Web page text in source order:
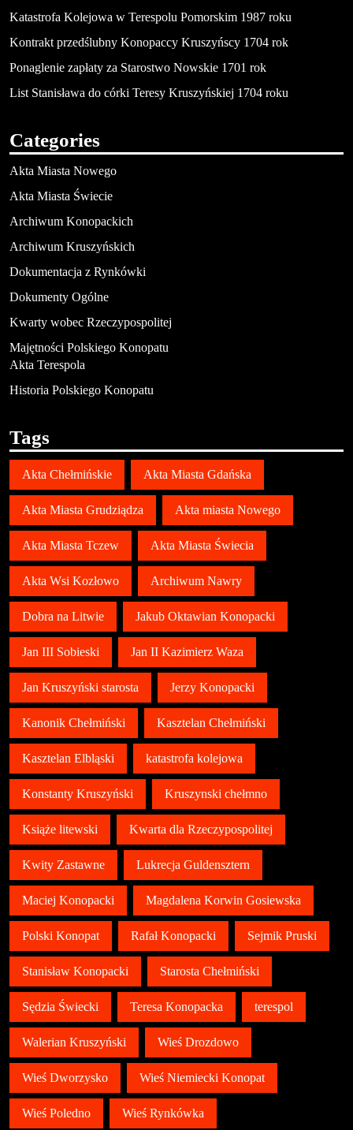
Katastrofa Kolejowa w Terespolu Pomorskim 1987 roku
Kontrakt przedślubny Konopaccy Kruszyńscy 1704 rok
Ponaglenie zapłaty za Starostwo Nowskie 1701 rok
List Stanisława do córki Teresy Kruszyńskiej 1704 roku
Categories
Akta Miasta Nowego
Akta Miasta Świecie
Archiwum Konopackich
Archiwum Kruszyńskich
Dokumentacja z Rynkówki
Dokumenty Ogólne
Kwarty wobec Rzeczypospolitej
Majętności Polskiego Konopatu
Akta Terespola
Historia Polskiego Konopatu
Tags
Akta Chełmińskie Akta Miasta Gdańska
Akta Miasta Grudziądza Akta miasta Nowego
Akta Miasta Tczew Akta Miasta Świecia
Akta Wsi Kozłowo Archiwum Nawry
Dobra na Litwie Jakub Oktawian Konopacki
Jan III Sobieski Jan II Kazimierz Waza
Jan Kruszyński starosta Jerzy Konopacki
Kanonik Chełmiński Kasztelan Chełmiński
Kasztelan Elbląski katastrofa kolejowa
Konstanty Kruszyński Kruszynski chełmno
Książe litewski Kwarta dla Rzeczypospolitej
Kwity Zastawne Lukrecja Guldensztern
Maciej Konopacki Magdalena Korwin Gosiewska
Polski Konopat Rafał Konopacki Sejmik Pruski
Stanisław Konopacki Starosta Chełmiński
Sędzia Świecki Teresa Konopacka terespol
Walerian Kruszyński Wieś Drozdowo
Wieś Dworzysko Wieś Niemiecki Konopat
Wieś Poledno Wieś Rynkówka